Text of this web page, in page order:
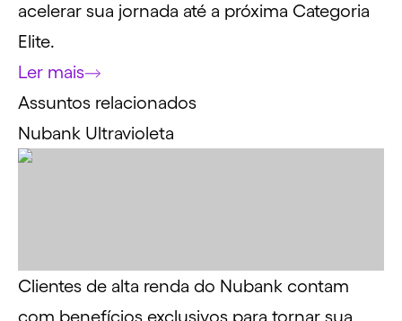
acelerar sua jornada até a próxima Categoria
Elite.
Ler mais
Assuntos relacionados
Nubank Ultravioleta
Clientes de alta renda do Nubank contam
com benefícios exclusivos para tornar sua